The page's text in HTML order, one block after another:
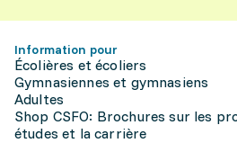
Information pour
Écolières et écoliers
Gymnasiennes et gymnasiens
Adultes
Shop CSFO: Brochures sur les
études et la carrière